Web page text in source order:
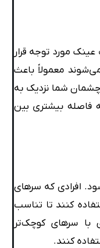
مورد توجه قرار
معمولاً باعث
شما نزدیک به
فاصله بیشتری بین
افرادی که سرهای
کنند تا تناسب
با سرهای کوچک‌تر
کنند.